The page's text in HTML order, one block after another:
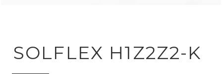
ao buscador de produtos
SOLFLEX H1Z2Z2-K